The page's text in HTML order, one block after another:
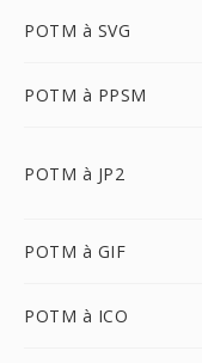
POTM à SVG
POTM à PPSM
POTM à JP2
POTM à GIF
POTM à ICO